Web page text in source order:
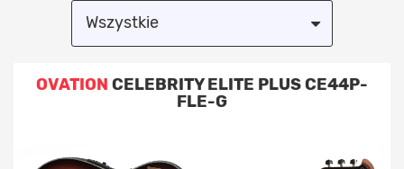
Wszystkie
Elektronika
OVATION CELEBRITY ELITE PLUS CE44P-
FLE-G